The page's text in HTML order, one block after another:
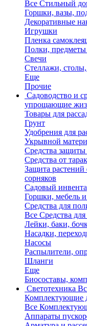
Все Стильный
Горшки, вазы,
Декоративные
Игрушки
Пленка
Полки, предметы
Свечи
Стеллажи,
Еще
Прочие
Садоводство и
упрощающие
Товары для
Грунт
Удобрения для
Укрывной
Средства
Средства от
Защита растений
сорняков
Садовый
Горшки, мебель и
Средства для
Все Средства
Лейки, баки,
Насадки,
Насосы
Распылители,
Шланги
Еще
Биосоставы,
Светотехника
Комплектующие
Все
Аппараты